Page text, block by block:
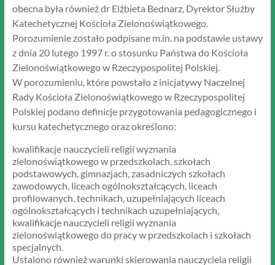
obecna była również dr Elżbieta Bednarz, Dyrektor Służby
Katechetycznej Kościoła Zielonoświątkowego.
Porozumienie zostało podpisane m.in. na podstawie ustawy
z dnia 20 lutego 1997 r. o stosunku Państwa do Kościoła
Zielonoświątkowego w Rzeczypospolitej Polskiej.
W porozumieniu, które powstało z inicjatywy Naczelnej
Rady Kościoła Zielonoświątkowego w Rzeczypospolitej
Polskiej podano definicje przygotowania pedagogicznego i
kursu katechetycznego oraz określono:
kwalifikacje nauczycieli religii wyznania
zielonoświątkowego w przedszkolach, szkołach
podstawowych, gimnazjach, zasadniczych szkołach
zawodowych, liceach ogólnokształcących, liceach
profilowanych, technikach, uzupełniających liceach
ogólnokształcących i technikach uzupełniających,
kwalifikacje nauczycieli religii wyznania
zielonoświątkowego do pracy w przedszkolach i szkołach
specjalnych.
Ustalono również warunki skierowania nauczyciela religii